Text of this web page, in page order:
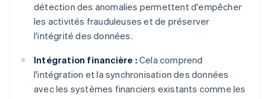
détection des anomalies permettent d'empêcher
les activités frauduleuses et de préserver
l'intégrité des données.
Intégration financière : Cela comprend
l'intégration et la synchronisation des données
avec les systèmes financiers existants comme les